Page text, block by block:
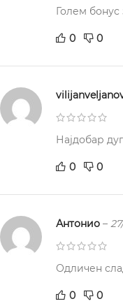
Голем бонус
0 0
Најдобар
0 0
Антонио –
Одличен
0 0